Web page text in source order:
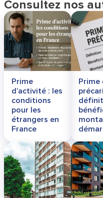
Consultez nos
Prime
d’activité : les
conditions
pour les
étrangers en
France
Prime